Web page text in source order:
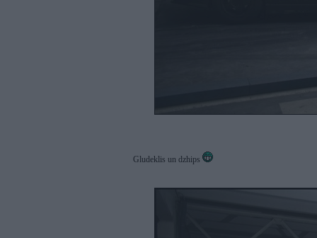
Gludeklis un dzhips